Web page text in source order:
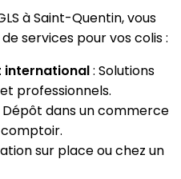
à Saint-Quentin, vous
services pour vos colis :
international: Solutions
professionnels.
Dépôt dans un commerce
sur place ou chez un